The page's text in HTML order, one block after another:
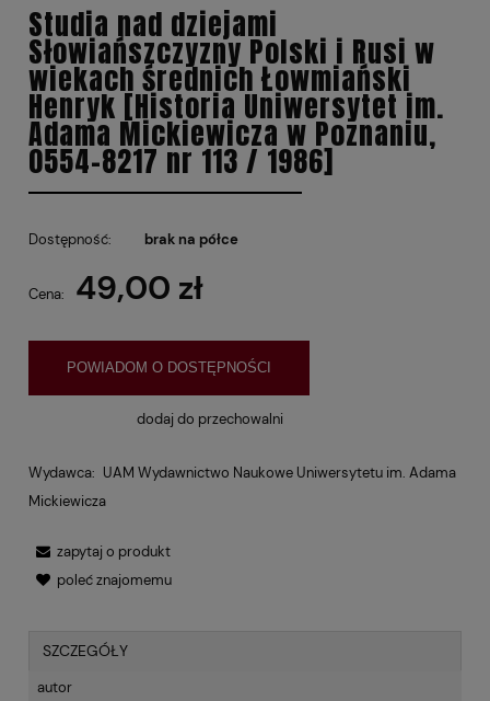
Studia nad dziejami
Słowiańszczyzny Polski i Rusi w
wiekach średnich Łowmiański
Henryk [Historia Uniwersytet im.
Adama Mickiewicza w Poznaniu,
0554-8217 nr 113 / 1986]
Dostępność: brak na półce
Cena: 49,00 zł
POWIADOM O DOSTĘPNOŚCI
dodaj do przechowalni
Wydawca: UAM Wydawnictwo Naukowe Uniwersytetu im. Adama
Mickiewicza
zapytaj o produkt
poleć znajomemu
SZCZEGÓŁY
autor